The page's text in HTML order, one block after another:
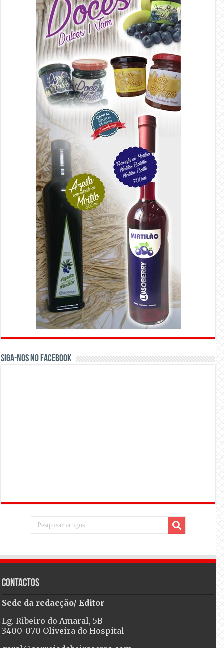
Siga-nos no Facebook
Contactos
Sede da redacção/ Editor
Lg. Ribeiro do Amaral, 5B
3400-070 Oliveira do Hospital